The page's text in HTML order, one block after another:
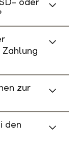
Zahlung
zur
den